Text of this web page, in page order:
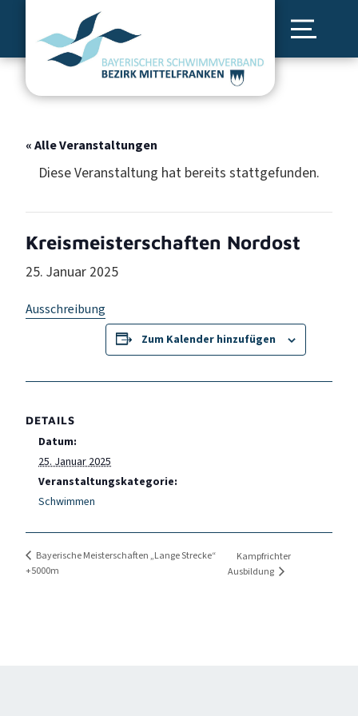
« Alle Veranstaltungen
Diese Veranstaltung hat bereits stattgefunden.
Kreismeisterschaften Nordost
25. Januar 2025
Ausschreibung
Zum Kalender hinzufügen
DETAILS
Datum:
25. Januar 2025
Veranstaltungskategorie:
Schwimmen
Bayerische Meisterschaften „Lange Strecke“
+5000m
Kampfrichter
Ausbildung